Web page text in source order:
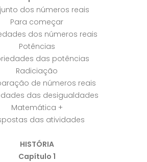
dos números reais
Para começar
dos números reais
Potências
das potências
Radiciação
de números reais
das desigualdades
Matemática +
das atividades
HISTÓRIA
Capítulo 1